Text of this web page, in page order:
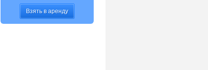
Взять в аренду